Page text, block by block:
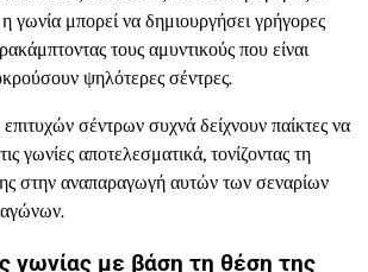
γωνία μπορεί να δημιουργήσει γρήγορες
τους αμυντικούς που είναι
ψηλότερες σέντρες.
σέντρων συχνά δείχνουν παίκτες να
γωνίες αποτελεσματικά, τονίζοντας τη
στην αναπαραγωγή αυτών των σεναρίων
αγώνων.
γωνίας με βάση τη θέση της